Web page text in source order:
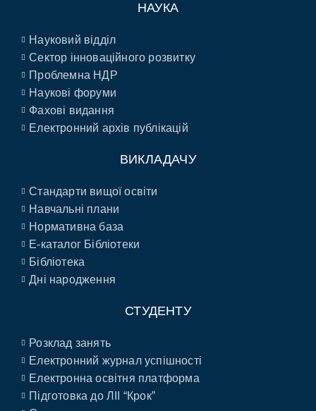
НАУКА
Науковий відділ
Сектор інноваційного розвитку
Проблемна НДР
Наукові форуми
Фахові видання
Електронний архів публікацій
ВИКЛАДАЧУ
Стандарти вищої освіти
Навчальні плани
Нормативна база
E-каталог Бібліотеки
Бібліотека
Дні народження
СТУДЕНТУ
Розклад занять
Електронний журнал успішності
Електронна освітня платформа
Підготовка до ЛІІ “Крок”